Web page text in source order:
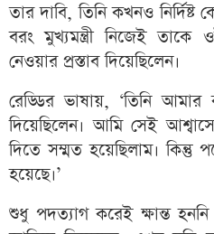
তার দাবি, তিনি কখনও নির্দিষ্ট
বরং মুখ্যমন্ত্রী নিজেই তাকে
নেওয়ার প্রস্তাব দিয়েছিলেন।
রেড্ডির ভাষায়, ‘তিনি
দিয়েছিলেন। আমি সেই
দিতে সম্মত হয়েছিলাম। কিন্তু
হয়েছে।’
শুধু পদত্যাগ করেই ক্ষান্ত হননি